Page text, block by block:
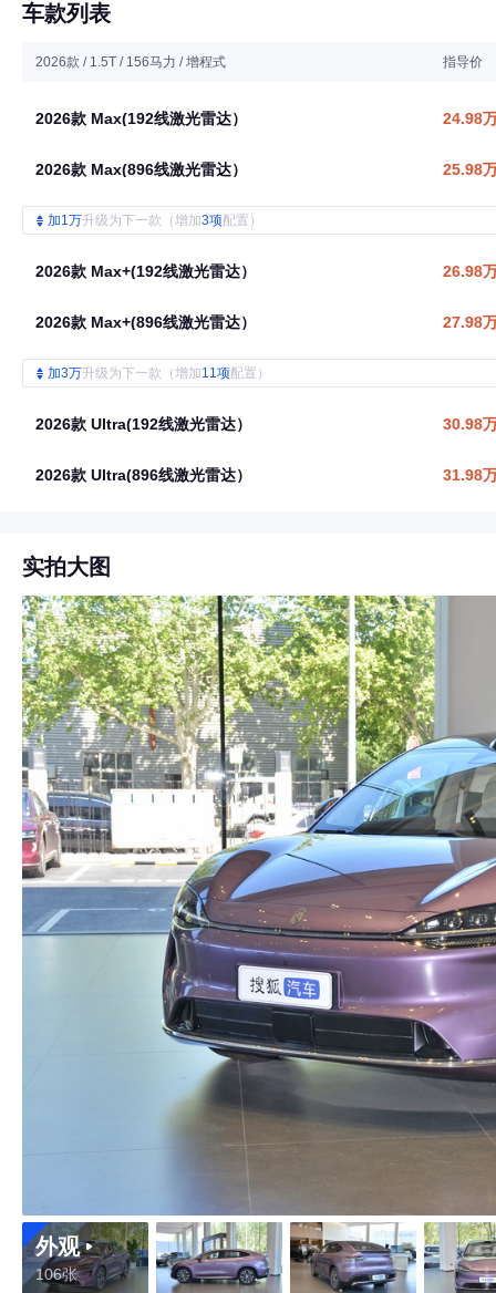
车款列表
2026款 / 1.5T / 156马力 / 增程式 指导价
2026款 Max(192线激光雷达） 24.98
2026款 Max(896线激光雷达） 25.98
加1万升级为下一款（增加3项配置）
2026款 Max+(192线激光雷达） 26.98
2026款 Max+(896线激光雷达） 27.98
加3万升级为下一款（增加11项配置）
2026款 Ultra(192线激光雷达） 30.98
2026款 Ultra(896线激光雷达） 31.98
实拍大图
外观
106张